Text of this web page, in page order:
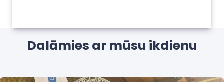
Dalāmies ar mūsu ikdienu